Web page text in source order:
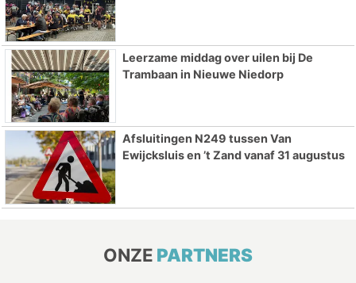
Leerzame middag over uilen bij De
Trambaan in Nieuwe Niedorp
Afsluitingen N249 tussen Van
Ewijcksluis en ’t Zand vanaf 31 augustus
ONZE PARTNERS